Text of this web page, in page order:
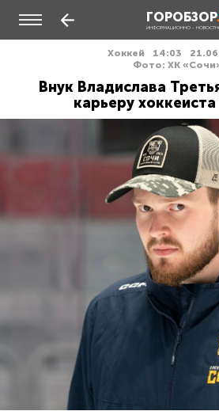
ГОРОБЗОР
ИНФОРМАЦИОННО -
Хоккей 14:03
Фото: ХК
Внук Владислава
карьеру